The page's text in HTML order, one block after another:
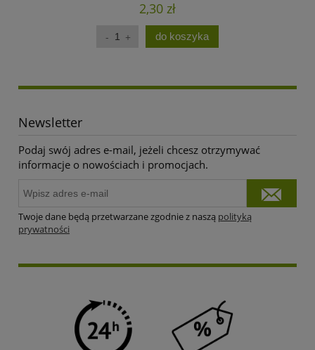
2,30 zł
do koszyka
Newsletter
Podaj swój adres e-mail, jeżeli chcesz otrzymywać
informacje o nowościach i promocjach.
Twoje dane będą przetwarzane zgodnie z naszą polityką
prywatności